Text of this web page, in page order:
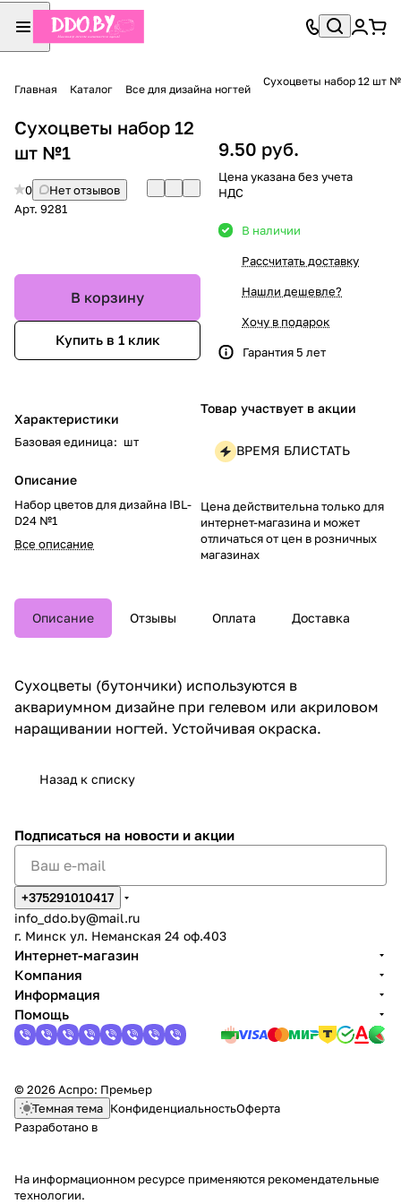
Главная Каталог Все для дизайна ногтей
Сухоцветы набор 12 шт
Сухоцветы набор 12
шт №1
0
Нет отзывов
Арт. 9281
В корзину
Купить в 1 клик
Характеристики
Базовая единица: шт
Описание
Набор цветов для дизайна IBL-
D24 №1
Все описание
9.50 руб.
Цена указана без учета
НДС
В наличии
Рассчитать доставку
Нашли дешевле?
Хочу в подарок
Гарантия 5 лет
Товар участвует в акции
ВРЕМЯ БЛИСТАТЬ
Цена действительна только для
интернет-магазина и может
отличаться от цен в розничных
магазинах
Описание Отзывы Оплата Доставка
Сухоцветы (бутончики) используются в
аквариумном дизайне при гелевом или акриловом
наращивании ногтей. Устойчивая окраска.
Назад к списку
Подписаться на новости и акции
+375291010417
info_ddo.by@mail.ru
г. Минск ул. Неманская 24 оф.403
Интернет-магазин
Компания
Информация
Помощь
© 2026 Аспро: Премьер
Темная тема КонфиденциальностьОферта
Разработано в
На информационном ресурсе применяются рекомендательные
технологии.